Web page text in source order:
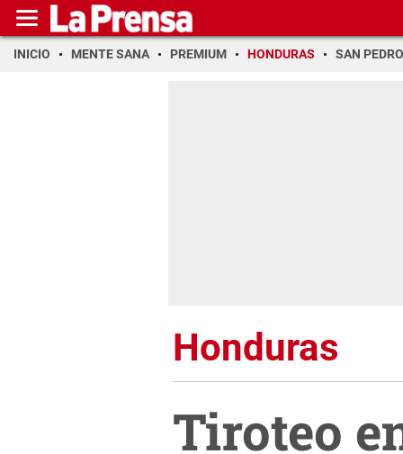
INICIO MENTE SANA PREMIUM HONDURAS SAN PEDRO
Honduras
Tiroteo